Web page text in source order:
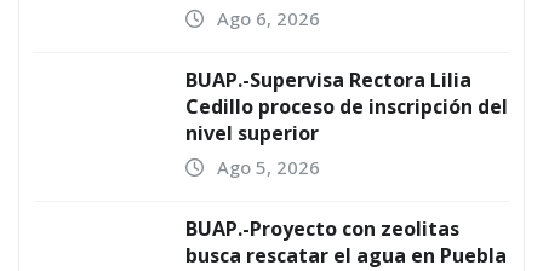
Ago 6, 2026
BUAP.-Supervisa Rectora Lilia
Cedillo proceso de inscripción del
nivel superior
Ago 5, 2026
BUAP.-Proyecto con zeolitas
busca rescatar el agua en Puebla